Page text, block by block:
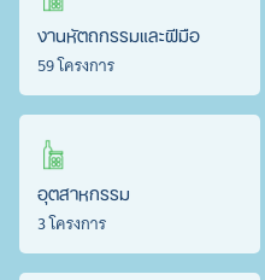
งานหัตถกรรมและฝีมือ
59 โครงการ
อุตสาหกรรม
3 โครงการ